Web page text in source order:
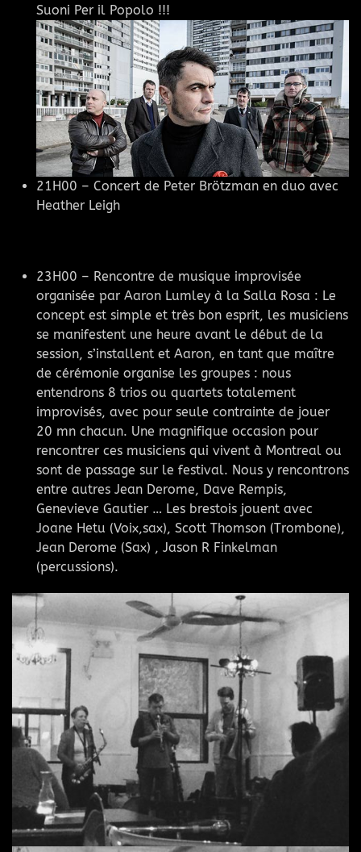
Suoni Per il Popolo !!!
21H00 – Concert de Peter Brötzman en duo avec
Heather Leigh
23H00 – Rencontre de musique improvisée
organisée par Aaron Lumley à la Salla Rosa : Le
concept est simple et très bon esprit, les musiciens
se manifestent une heure avant le début de la
session, s’installent et Aaron, en tant que maître
de cérémonie organise les groupes : nous
entendrons 8 trios ou quartets totalement
improvisés, avec pour seule contrainte de jouer
20 mn chacun. Une magnifique occasion pour
rencontrer ces musiciens qui vivent à Montreal ou
sont de passage sur le festival. Nous y rencontrons
entre autres Jean Derome, Dave Rempis,
Genevieve Gautier … Les brestois jouent avec
Joane Hetu (Voix,sax), Scott Thomson (Trombone),
Jean Derome (Sax) , Jason R Finkelman
(percussions).